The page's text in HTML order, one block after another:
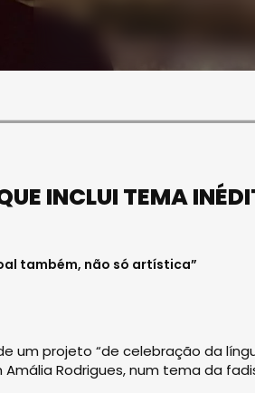
INCLUI TEMA
também, não só artística”
um projeto “de celebração da
Rodrigues, num tema da